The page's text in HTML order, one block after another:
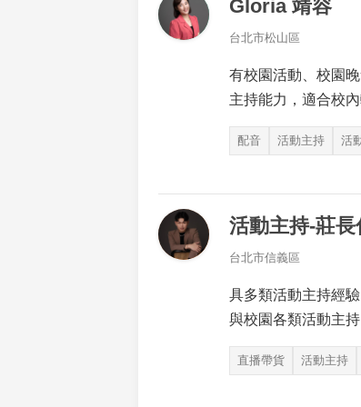
Gloria 靖容
台北市松山區
有校園活動、校園
主持能力，適合校
配音 活動主持 活
活動主持-莊
台北市信義區
具多類活動主持經
與校園各類活動主
直播帶貨 活動主持